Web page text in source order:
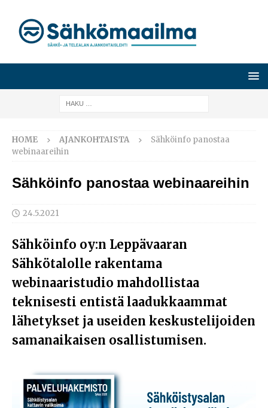
HOME AJANKOHTAISTA
Sähköinfo panostaa
webinaareihin
Sähköinfo panostaa webinaareihin
24.5.2021
Sähköinfo oy:n Leppävaaran
Sähkötalolle rakentama
webinaaristudio mahdollistaa
teknisesti entistä laadukkaammat
lähetykset ja useiden keskustelijoiden
samanaikaisen osallistumisen.